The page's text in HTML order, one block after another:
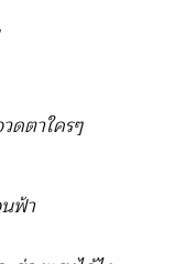
ดตาใครๆ
ฟ้า